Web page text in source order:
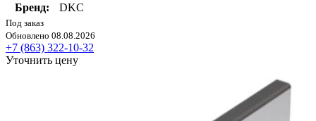
Бренд:
DKC
Под заказ
Обновлено 08.08.2026
+7 (863) 322-10-32
Уточнить цену